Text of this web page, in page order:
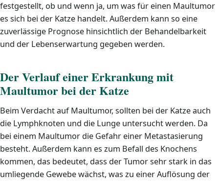
festgestellt, ob und wenn ja, um was für einen Maultumor
es sich bei der Katze handelt. Außerdem kann so eine
zuverlässige Prognose hinsichtlich der Behandelbarkeit
und der Lebenserwartung gegeben werden.
Der Verlauf einer Erkrankung mit
Maultumor bei der Katze
Beim Verdacht auf Maultumor, sollten bei der Katze auch
die Lymphknoten und die Lunge untersucht werden. Da
bei einem Maultumor die Gefahr einer Metastasierung
besteht. Außerdem kann es zum Befall des Knochens
kommen, das bedeutet, dass der Tumor sehr stark in das
umliegende Gewebe wächst, was zu einer Auflösung der